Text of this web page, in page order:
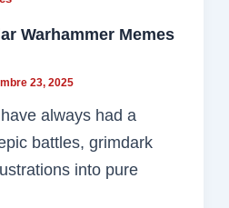
Warhammer Memes
23, 2025
always had a
battles, grimdark
into pure